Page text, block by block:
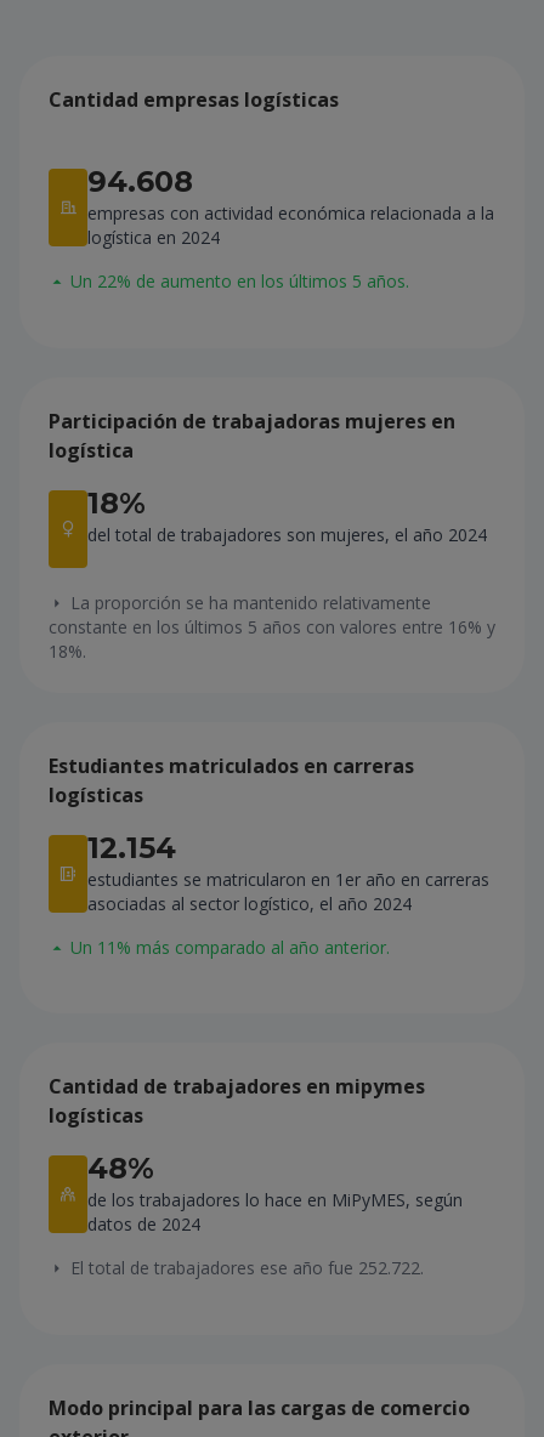
Cantidad empresas logísticas
94.608
empresas con actividad económica relacionada a la
logística en 2024
Un 22% de aumento en los últimos 5 años.
Participación de trabajadoras mujeres en
logística
18%
del total de trabajadores son mujeres, el año 2024
La proporción se ha mantenido relativamente
constante en los últimos 5 años con valores entre 16% y
18%.
Estudiantes matriculados en carreras
logísticas
12.154
estudiantes se matricularon en 1er año en carreras
asociadas al sector logístico, el año 2024
Un 11% más comparado al año anterior.
Cantidad de trabajadores en mipymes
logísticas
48%
de los trabajadores lo hace en MiPyMES, según
datos de 2024
El total de trabajadores ese año fue 252.722.
Modo principal para las cargas de comercio